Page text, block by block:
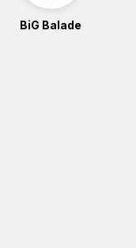
BiG Balade